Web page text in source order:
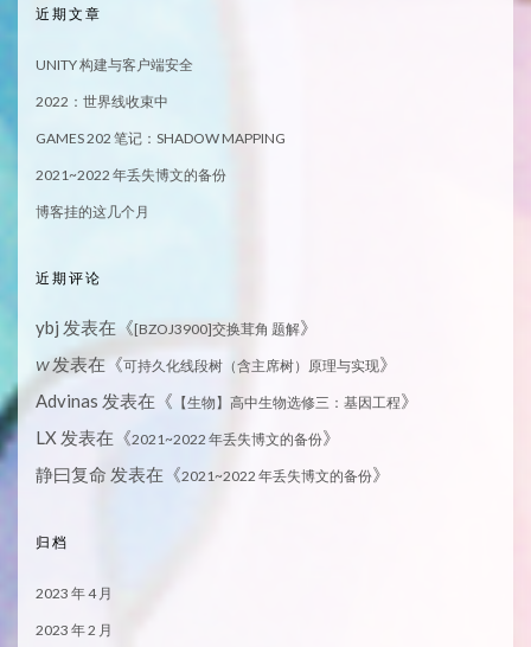
近期文章
UNITY 构建与客户端安全
2022：世界线收束中
GAMES 202 笔记：SHADOW MAPPING
2021~2022 年丢失博文的备份
博客挂的这几个月
近期评论
ybj 发表在《[BZOJ3900]交换茸角 题解》
W发表在《可持久化线段树（含主席树）原理与实现》
Advinas 发表在《 【生物】高中生物选修三：基因工程》
LX 发表在《2021~2022 年丢失博文的备份》
静曰复命 发表在《2021~2022 年丢失博文的备份》
归档
2023 年 4 月
2023 年 2 月